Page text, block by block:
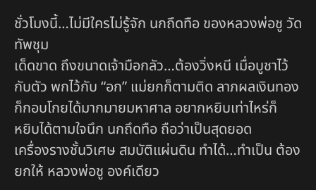
ชั่วโมงนี้…ไม่มีใครไม่รู้จัก นกถึดทือ ของหลวงพ่อชู วัด
ทัพชุม
เด็ดขาด ถึงขนาดเจ้ามือกลัว…ต้องวิ่งหนี เมื่อบูชาไว้
กับตัว พกไว้กับ “อก” แม่ยกก็ตามติด ลาภผลเงินทอง
ก็กอบโกยได้มากมายมหาศาล อยากหยิบเท่าไหร่ก็
หยิบได้ตามใจนึก นกถึดทือ ถือว่าเป็นสุดยอด
เครื่องรางชั้นวิเศษ สมบัติแผ่นดิน ทำได้…ทำเป็น ต้อง
ยกให้ หลวงพ่อชู องค์เดียว